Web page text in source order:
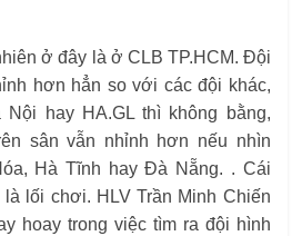
ở đây là ở CLB TP.HCM. Đội
hơn hẳn so với các đội khác,
hay HA.GL thì không bằng,
sân vẫn nhỉnh hơn nếu nhìn
Hà Tĩnh hay Đà Nẵng. . Cái
lối chơi. HLV Trần Minh Chiến
hoay trong việc tìm ra đội hình